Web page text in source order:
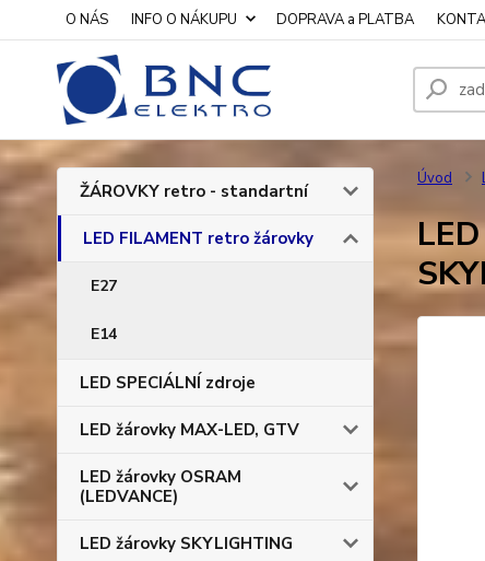
O NÁS INFO O NÁKUPU DOPRAVA a PLATBA
ŽÁROVKY retro - standartní
LED FILAMENT retro žárovky
E27
E14
LED SPECIÁLNÍ zdroje
LED žárovky MAX-LED, GTV
LED žárovky OSRAM
(LEDVANCE)
LED žárovky SKYLIGHTING
Úvod